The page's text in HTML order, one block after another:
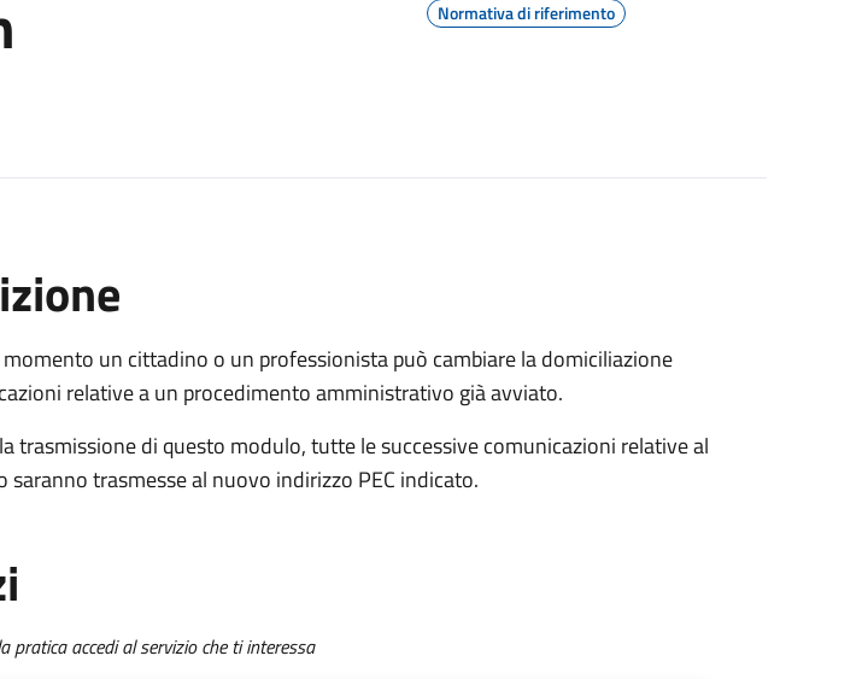
Normativa di riferimento
un cittadino o un professionista può cambiare la domiciliazione
relative a un procedimento amministrativo già avviato.
trasmissione di questo modulo, tutte le successive comunicazioni relative al
saranno trasmesse al nuovo indirizzo PEC indicato.
pratica accedi al servizio che ti interessa